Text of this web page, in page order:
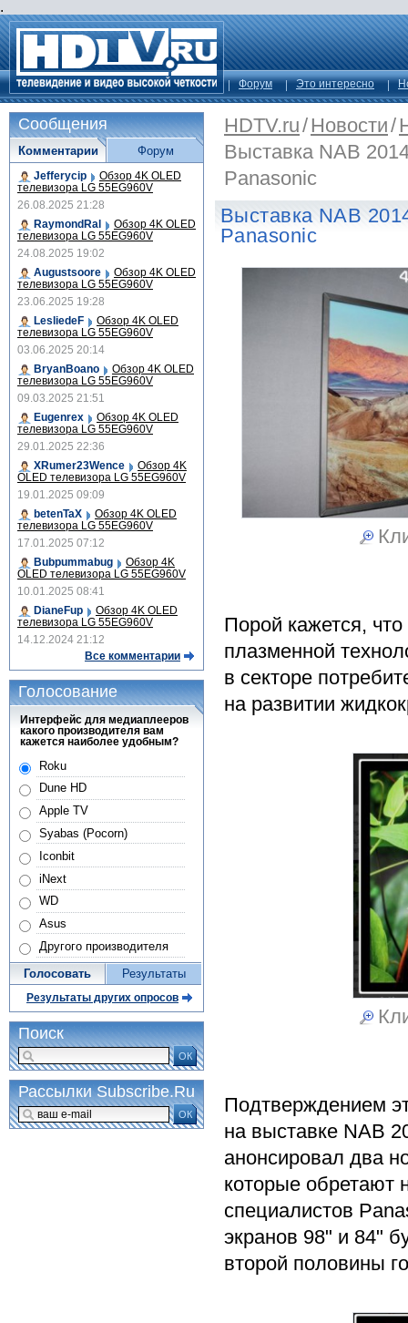
.
Форум Это интересно
HDTV.ru/Новости/
Выставка NAB
Panasonic
Выставка NAB
Panasonic
Порой кажется,
плазменной
в секторе
на развитии
Подтверждением
на выставке NAB
анонсировал два
которые обретают
специалистов
экранов 98" и 84"
второй половины
Сообщения
Комментарии
Jefferycip Обзор 4K OLED
телевизора LG 55EG960V
26.08.2025 21:28
RaymondRal
Обзор 4K OLED
телевизора LG 55EG960V
24.08.2025 19:02
Augustsoore
Обзор 4K OLED
телевизора LG 55EG960V
23.06.2025 19:28
LesliedeF
Обзор 4K OLED
телевизора LG 55EG960V
03.06.2025 20:14
BryanBoano
Обзор 4K OLED
телевизора LG 55EG960V
09.03.2025 21:51
Eugenrex
Обзор 4K OLED
телевизора LG 55EG960V
29.01.2025 22:36
XRumer23Wence
Обзор 4K
OLED телевизора LG 55EG960V
19.01.2025 09:09
betenTaX
Обзор 4K OLED
телевизора LG 55EG960V
17.01.2025 07:12
Bubpummabug
Обзор 4K
OLED телевизора LG 55EG960V
10.01.2025 08:41
DianeFup
Обзор 4K OLED
телевизора LG 55EG960V
14.12.2024 21:12
Все комментарии
Форум
Голосование
Интерфейс для медиаплееров
какого производителя вам
кажется наиболее удобным?
Roku
Dune HD
Apple TV
Syabas (Pocorn)
Iconbit
iNext
WD
Asus
Другого производителя
Голосовать Результаты
Результаты других опросов
Поиск
ОК
Рассылки Subscribe.Ru
ОК